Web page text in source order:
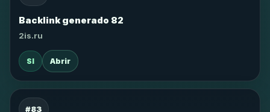
Backlink generado 82
2is.ru
SI Abrir
#83